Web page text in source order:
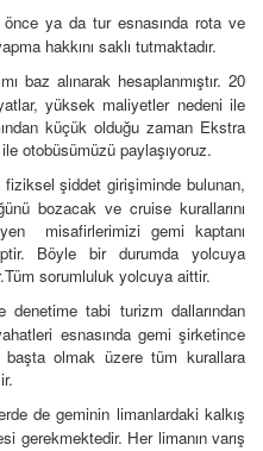
ya da tur esnasında rota ve
hakkını saklı tutmaktadır.
baz alınarak hesaplanmıştır. 20
yüksek maliyetler nedeni ile
küçük olduğu zaman Ekstra
otobüsümüzü paylaşıyoruz.
fiziksel şiddet girişiminde bulunan,
bozacak ve cruise kurallarını
misafirlerimizi gemi kaptanı
Böyle bir durumda yolcuya
sorumluluk yolcuya aittir.
tabi turizm dallarından
esnasında gemi şirketince
olmak üzere tüm kurallara
de geminin limanlardaki kalkış
gerekmektedir. Her limanın varış